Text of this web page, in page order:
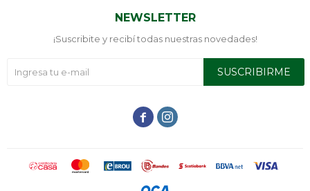
NEWSLETTER
¡Suscribite y recibí todas nuestras novedades!
SUSCRIBIRME
 